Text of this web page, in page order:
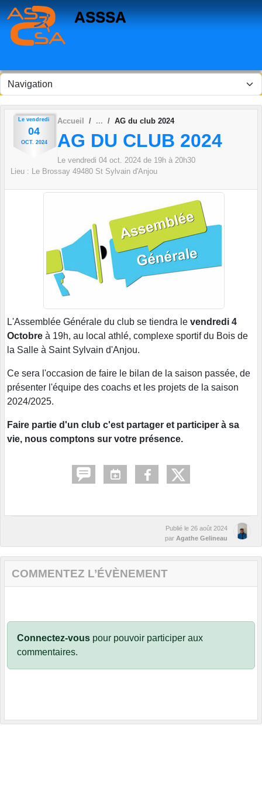
ASSSA
Le vendredi
04
OCT. 2024
Accueil AG du club 2024
AG DU CLUB 2024
Le vendredi 04 oct. 2024 de 19h à 20h30
Lieu : Le Brossay 49480 St Sylvain d'Anjou
L'Assemblée Générale du club se tiendra le vendredi 4
Octobre à 19h, au local athlé, complexe sportif du Bois de
la Salle à Saint Sylvain d'Anjou.
Ce sera l'occasion de faire le bilan de la saison passée, de
présenter l'équipe des coachs et les projets de la saison
2024/2025.
Faire partie d'un club c'est partager et participer à sa
vie, nous comptons sur votre présence.
Publié le 26 août 2024
par Agathe Gelineau
COMMENTEZ L’ÉVÈNEMENT
Connectez-vous pour pouvoir participer aux
commentaires.
Panneau de gestion des cookies